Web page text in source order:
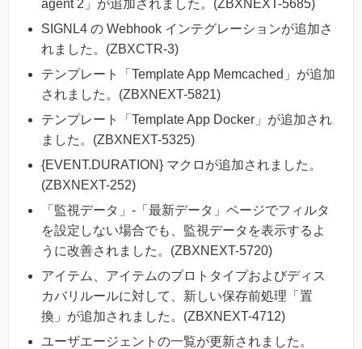
agent 2」が追加されました。(ZBXNEXT-5685)
SIGNL4 の Webhook インテグレーションが追加さ
れました。(ZBXCTR-3)
テンプレート「Template App Memcached」が追加
されました。(ZBXNEXT-5821)
テンプレート「Template App Docker」が追加され
ました。(ZBXNEXT-5325)
{EVENT.DURATION} マクロが追加されました。
(ZBXNEXT-252)
「監視データ」-「最新データ」ページでフィルタ
を設定しない場合でも、監視データを表示するよ
うに改善されました。(ZBXNEXT-5720)
アイテム、アイテムのプロトタイプおよびディス
カバリルールに対して、新しい保存前処理「置
換」が追加されました。(ZBXNEXT-4712)
ユーザエージェントの一覧が更新されました。